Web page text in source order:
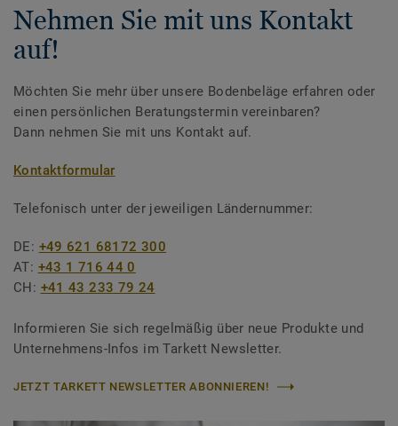
Nehmen Sie mit uns Kontakt
auf!
Möchten Sie mehr über unsere Bodenbeläge erfahren oder
einen persönlichen Beratungstermin vereinbaren?
Dann nehmen Sie mit uns Kontakt auf.
Kontaktformular
Telefonisch unter der jeweiligen Ländernummer:
DE: +49 621 68172 300
AT: +43 1 716 44 0
CH: +41 43 233 79 24
Informieren Sie sich regelmäßig über neue Produkte und
Unternehmens-Infos im Tarkett Newsletter.
JETZT TARKETT NEWSLETTER ABONNIEREN!